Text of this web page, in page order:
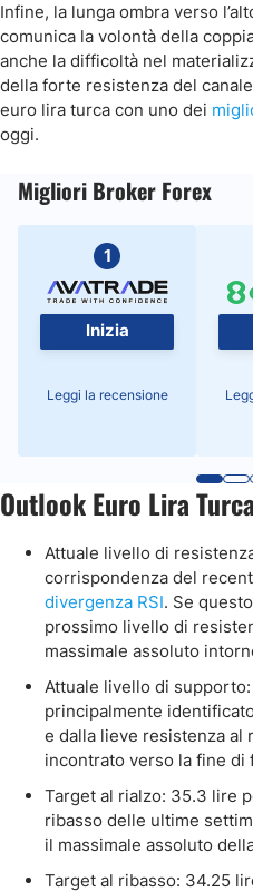
Infine, la lunga ombra verso
comunica la volontà della
anche la difficoltà nel
della forte resistenza del
euro lira turca con uno dei
oggi.
Migliori Broker Forex
1
Inizia
Leggi la recensione
Outlook Euro Lira
Attuale livello di
corrispondenza del
divergenza RSI. Se
prossimo livello di
massimale assoluto
Attuale livello di
principalmente
e dalla lieve resistenza al
incontrato verso la fine di
Target al rialzo: 35.3 lire
ribasso delle ultime
il massimale assoluto
Target al ribasso: 34.25